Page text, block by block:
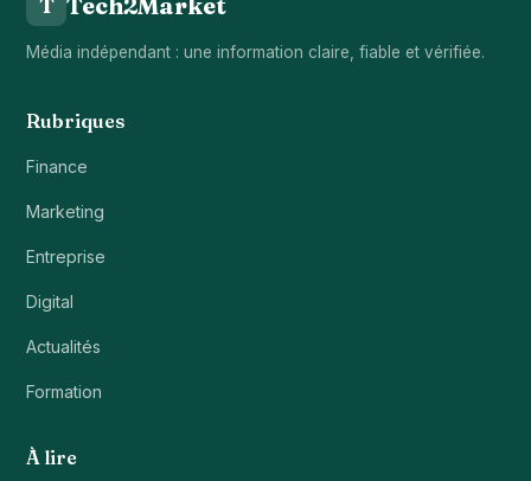
T
Média indépendant : une information claire, fiable et vérifiée.
Rubriques
Finance
Marketing
Entreprise
Digital
Actualités
Formation
À lire